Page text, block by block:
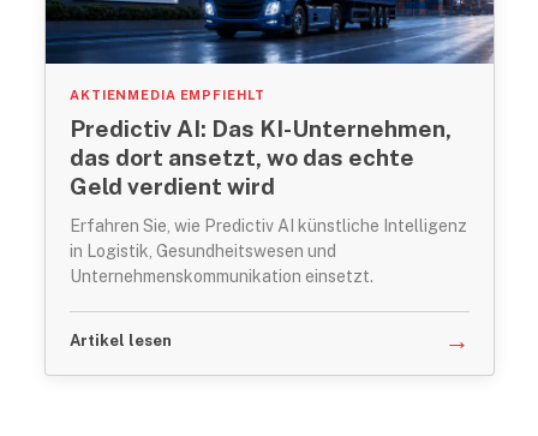
AKTIENMEDIA EMPFIEHLT
Predictiv AI: Das KI-Unternehmen,
das dort ansetzt, wo das echte
Geld verdient wird
Erfahren Sie, wie Predictiv AI künstliche Intelligenz
in Logistik, Gesundheitswesen und
Unternehmenskommunikation einsetzt.
Artikel lesen →